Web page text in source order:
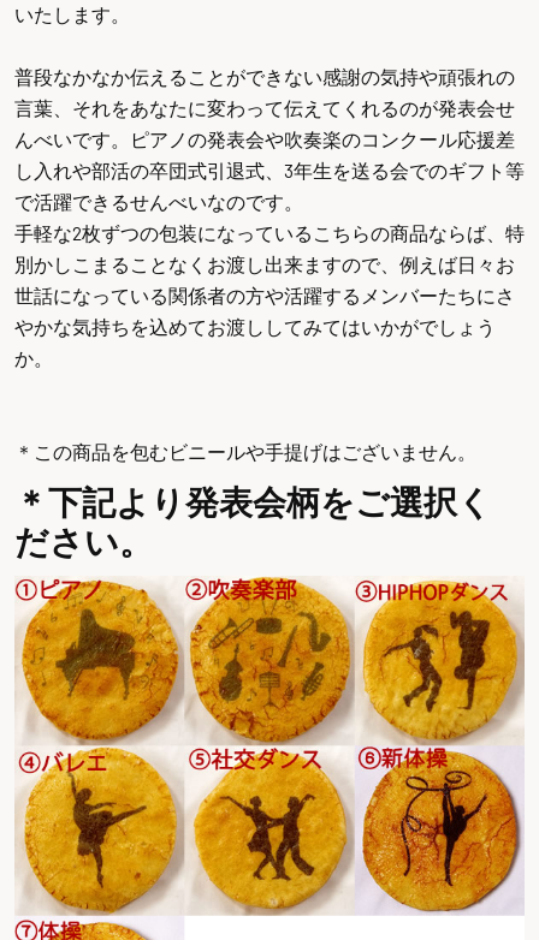
いたします。
普段なかなか伝えることができない感謝の気持や頑張れの
言葉、それをあなたに変わって伝えてくれるのが発表会せ
んべいです。ピアノの発表会や吹奏楽のコンクール応援差
し入れや部活の卒団式引退式、3年生を送る会でのギフト等
で活躍できるせんべいなのです。
手軽な2枚ずつの包装になっているこちらの商品ならば、特
別かしこまることなくお渡し出来ますので、例えば日々お
世話になっている関係者の方や活躍するメンバーたちにさ
やかな気持ちを込めてお渡ししてみてはいかがでしょう
か。
＊この商品を包むビニールや手提げはございません。
＊下記より発表会柄をご選択く
ださい。